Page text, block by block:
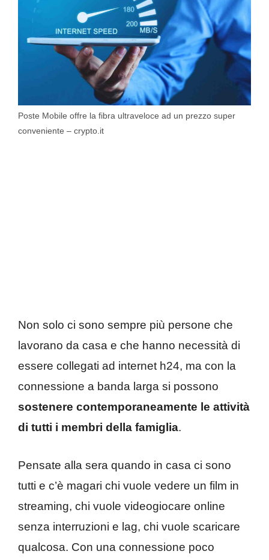
Poste Mobile offre la fibra ultraveloce ad un prezzo super
conveniente – crypto.it
Non solo ci sono sempre più persone che
lavorano da casa e che hanno necessità di
essere collegati ad internet h24, ma con la
connessione a banda larga si possono
sostenere contemporaneamente le attività
di tutti i membri della famiglia.
Pensate alla sera quando in casa ci sono
tutti e c’è magari chi vuole vedere un film in
streaming, chi vuole videogiocare online
senza interruzioni e lag, chi vuole scaricare
qualcosa. Con una connessione poco